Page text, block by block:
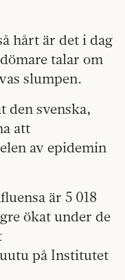
hårt är det i dag
talar om
slumpen.
den svenska,
att
av epidemin
är 5 018
ökat under de
på Institutet